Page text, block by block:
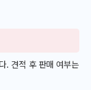
. 견적 후 판매 여부는